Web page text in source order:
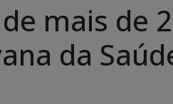
mais de
da